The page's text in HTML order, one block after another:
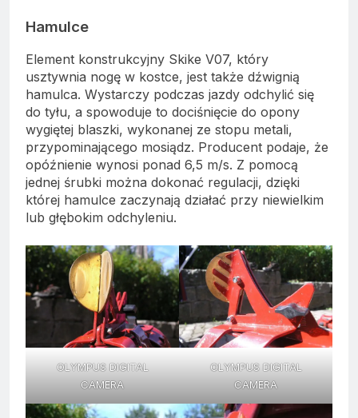
Hamulce
Element konstrukcyjny Skike V07, który
usztywnia nogę w kostce, jest także dźwignią
hamulca. Wystarczy podczas jazdy odchylić się
do tyłu, a spowoduje to dociśnięcie do opony
wygiętej blaszki, wykonanej ze stopu metali,
przypominającego mosiądz. Producent podaje, że
opóźnienie wynosi ponad 6,5 m/s. Z pomocą
jednej śrubki można dokonać regulacji, dzięki
której hamulce zaczynają działać przy niewielkim
lub głębokim odchyleniu.
OLYMPUS DIGITAL
CAMERA
OLYMPUS DIGITAL
CAMERA